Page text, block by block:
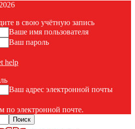
в свою учётную запись
Ваше имя пользователя
Ваш пароль
help
Ваш адрес электронной почты
по электронной почте.